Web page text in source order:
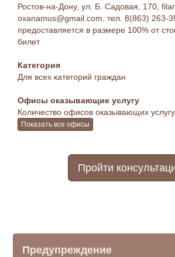
Ростов-на-Дону, ул. Б. Садовая, 170,
oxanamus@gmail.com, тел. 8(863) 263-
предоставляется в размере 100% от
билет
Категория
Для всех категорий граждан
Офисы оказывающие услугу
Количество офисов оказывающих
Показать все офисы
Пройти
Предупреждение